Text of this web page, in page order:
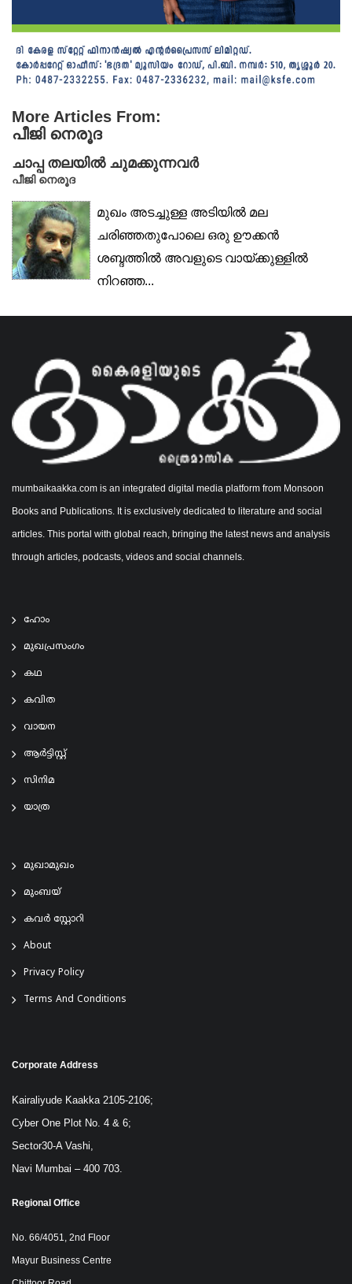
More Articles From:
പീജി നെരൂദ
ചാപ്പ തലയിൽ ചുമക്കുന്നവർ
പീജി നെരൂദ
മുഖം അടച്ചുള്ള അടിയിൽ മല
ചരിഞ്ഞതുപോലെ ഒരു ഊക്കൻ
ശബ്ദത്തിൽ അവളുടെ വായ്ക്കുള്ളിൽ
നിറഞ്ഞ...
mumbaikaakka.com is an integrated digital media platform from Monsoon
Books and Publications. It is exclusively dedicated to literature and social
articles. This portal with global reach, bringing the latest news and analysis
through articles, podcasts, videos and social channels.
ഹോം
മുഖപ്രസംഗം
കഥ
കവിത
വായന
ആര്‍ട്ടിസ്റ്റ്
സിനിമ
യാത്ര
മുഖാമുഖം
മുംബയ്
കവർ സ്റ്റോറി
About
Privacy Policy
Terms And Conditions
Corporate Address
Kairaliyude Kaakka 2105-2106;
Cyber One Plot No. 4 & 6;
Sector30-A Vashi,
Navi Mumbai – 400 703.
Regional Office
No. 66/4051, 2nd Floor
Mayur Business Centre